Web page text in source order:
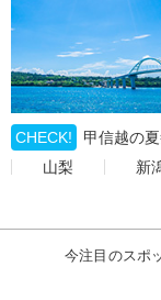
CHECK!
甲信越の
山梨
新
今注目のスポ